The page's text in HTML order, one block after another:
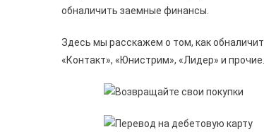
обналичить заемные финансы.
Здесь мы расскажем о том, как
«Контакт», «Юнистрим», «Лидер» и прочие.